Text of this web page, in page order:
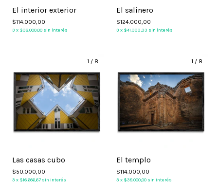
El interior exterior
$114.000,00
3 x $38.000,00 sin interés
El salinero
$124.000,00
3 x $41.333,33 sin interés
1 / 8
Las casas cubo
$50.000,00
3 x $16.666,67 sin interés
1 / 8
El templo
$114.000,00
3 x $38.000,00 sin interés